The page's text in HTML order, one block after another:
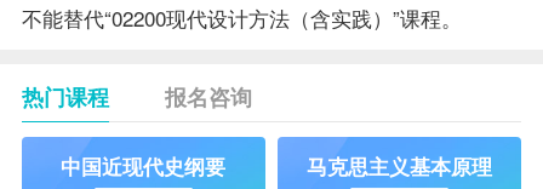
不能替代“02200现代设计方法（含实践）”课程。
热门课程 报名咨询
中国近现代史纲要 马克思主义基本原理